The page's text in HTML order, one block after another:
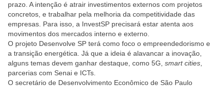
prazo. A intenção é atrair investimentos externos com projetos
concretos, e trabalhar pela melhoria da competitividade das
empresas. Para isso, a InvestSP precisará estar atenta aos
movimentos dos mercados interno e externo.
O projeto Desenvolve SP terá como foco o empreendedorismo e
a transição energética. Já que a ideia é alavancar a inovação,
alguns temas devem ganhar destaque, como 5G, smart cities
parcerias com Senai e ICTs.
O secretário de Desenvolvimento Econômico de São Paulo